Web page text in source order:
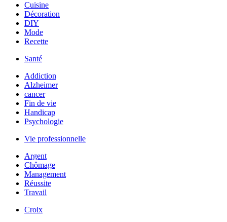
Cuisine
Décoration
DIY
Mode
Recette
Santé
Addiction
Alzheimer
cancer
Fin de vie
Handicap
Psychologie
Vie professionnelle
Argent
Chômage
Management
Réussite
Travail
Croix